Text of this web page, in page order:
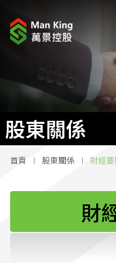
股東關係
首頁 股東關係 財經要
財
關於我們
工程項目
企業消息
企業社會責任
聯絡我們